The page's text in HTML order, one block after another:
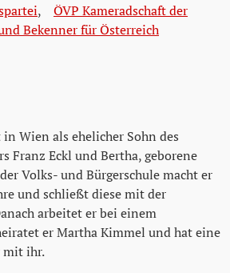
, ÖVP Kameradschaft der
Bekenner für Österreich
Wien als ehelicher Sohn des
Franz Eckl und Bertha, geborene
Volks- und Bürgerschule macht er
und schließt diese mit der
arbeitet er bei einem
er Martha Kimmel und hat eine
mit ihr.